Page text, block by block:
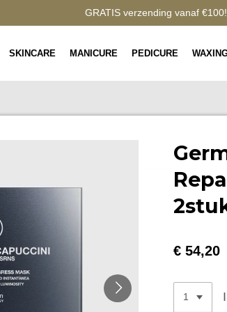
GRATIS verzending vanaf €100!
SKINCARE MANICURE PEDICURE
€ 54,20